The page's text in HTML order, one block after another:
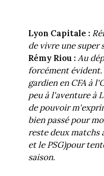
Lyon Capitale :
de vivre une super
Rémy Riou : Au
forcément
gardien en CFA à
peu à l'aventure à
de pouvoir
bien passé pour
reste deux matchs
et le PSG)pour
saison.